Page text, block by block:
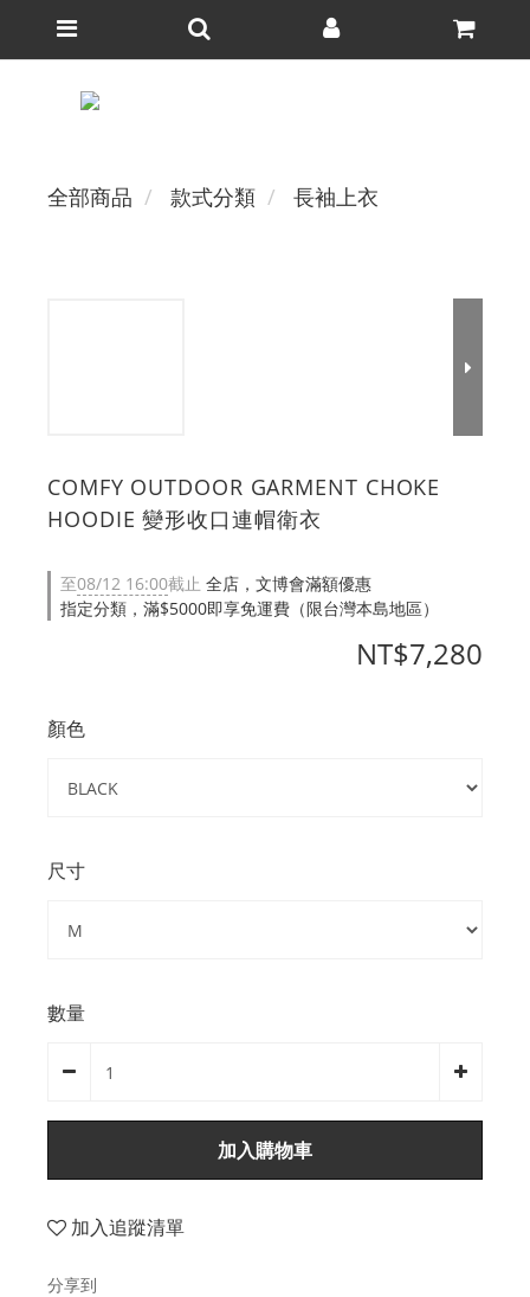
全部商品 款式分類 長袖上衣
COMFY OUTDOOR GARMENT CHOKE
HOODIE 變形收口連帽衛衣
至08/12 16:00截止 全店，文博會滿額優惠
指定分類，滿$5000即享免運費（限台灣本島地區）
NT$7,280
顏色
尺寸
數量
加入購物車
加入追蹤清單
分享到